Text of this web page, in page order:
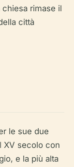
rimase il
città
le sue due
XV secolo con
e la più alta